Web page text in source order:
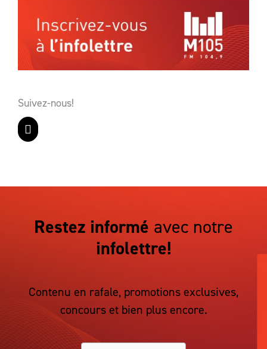
Suivez-nous!
Restez informé avec notre
infolettre!
Contenu en rafale, promotions exclusives,
concours et bien plus encore.